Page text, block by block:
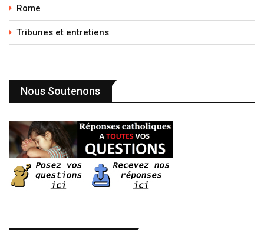
Rome
Tribunes et entretiens
Nous Soutenons